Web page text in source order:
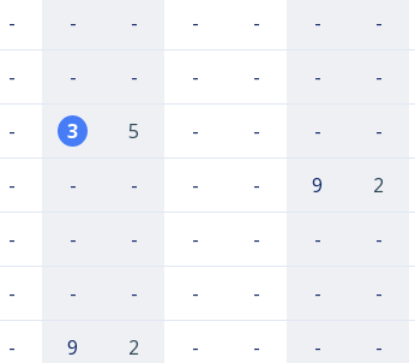
- - - - - - -
- - - - - - -
- 3 5 - - - -
- - - - - 9 2
- - - - - - -
- - - - - - -
- 9 2 - - - -